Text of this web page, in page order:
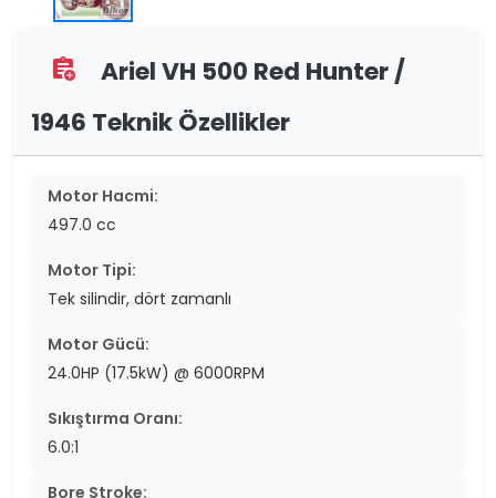
assignment_add
Ariel VH 500 Red Hunter /
1946 Teknik Özellikler
Motor Hacmi:
497.0 cc
Motor Tipi:
Tek silindir, dört zamanlı
Motor Gücü:
24.0HP (17.5kW) @ 6000RPM
Sıkıştırma Oranı:
6.0:1
Bore Stroke: